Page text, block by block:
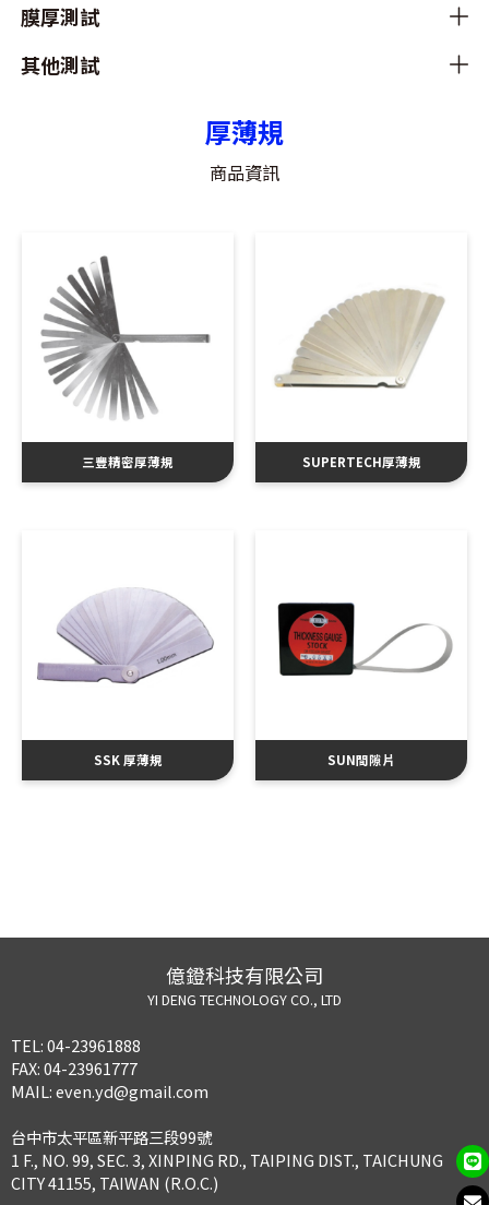
膜厚測試
其他測試
厚薄規
商品資訊
三豐精密厚薄規 SUPERTECH厚薄規
SSK 厚薄規 SUN間隙片
億鐙科技有限公司
YI DENG TECHNOLOGY CO., LTD
TEL:04-23961888
FAX:04-23961777
MAIL:even.yd@gmail.com
台中市太平區新平路三段99號
1 F., NO. 99, SEC. 3, XINPING RD., TAIPING DIST., TAICHUNG
CITY 41155, TAIWAN (R.O.C.)